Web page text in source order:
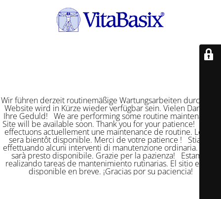
Wir führen derzeit routinemäßige Wartungsarbeiten durch. Die
Website wird in Kürze wieder verfügbar sein. Vielen Dank für
Ihre Geduld! We are performing some routine maintenance.
Site will be available soon. Thank you for your patience! Nous
effectuons actuellement une maintenance de routine. Le site
sera bientôt disponible. Merci de votre patience ! Stiamo
effettuando alcuni interventi di manutenzione ordinaria. Il sito
sarà presto disponibile. Grazie per la pazienza! Estamos
realizando tareas de mantenimiento rutinarias. El sitio estará
disponible en breve. ¡Gracias por su paciencia!